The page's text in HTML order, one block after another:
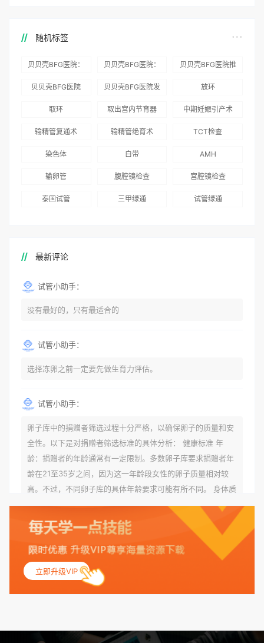
随机标签
贝贝壳BFG医院：
务
贝贝壳BFG医院：
术”和“法律支持”
贝贝壳BFG医院推
贝贝壳BFG医院
贝贝壳BFG医院发
国版）》
放环
取环 取出宫内节育器 中期妊娠引产术
输精管复通术 输精管绝育术 TCT检查
染色体 白带 AMH
输卵管 腹腔镜检查 宫腔镜检查
泰国试管 三甲绿通 试管绿通
最新评论
试管小助手：
没有最好的，只有最适合的
试管小助手：
选择冻卵之前一定要先做生育力评估。
试管小助手：
卵子库中的捐赠者筛选过程十分严格，以确保卵子的质量和安
全性。以下是对捐赠者筛选标准的具体分析： 健康标准 年
龄：捐赠者的年龄通常有一定限制。多数卵子库要求捐赠者年
龄在21至35岁之间，因为这一年龄段女性的卵子质量相对较
高。不过，不同卵子库的具体年龄要求可能有所不同。 身体质
量指数（BMI）：捐赠者的BMI通常需要在正常范围内，以确
保其身体健康状况良好。过高的BMI可能与多种健康问题相关
联，包括不孕症和妊娠并发症。 生殖健康：捐赠者需要有规律
的月经期，无生殖障碍或异常问题。此外，还需要进行详细的
妇科检查，以确保其生殖系统的健康。 遗传病史与家族病史：
捐赠者及其家庭成员需要无严重的遗传病史、精神病史和传染
病史。这通常需要通过基因检测、家族史调查和医疗记录审查
立即升级VIP